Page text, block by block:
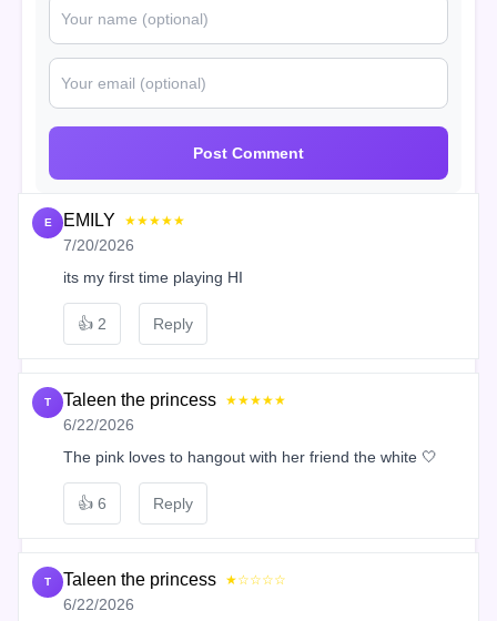
Post Comment
E EMILY ★★★★★
7/20/2026
its my first time playing HI
👍 2 Reply
T Taleen the princess ★★★★★
6/22/2026
The pink loves to hangout with her friend the white 🤍
👍 6 Reply
T Taleen the princess ★☆☆☆☆
6/22/2026